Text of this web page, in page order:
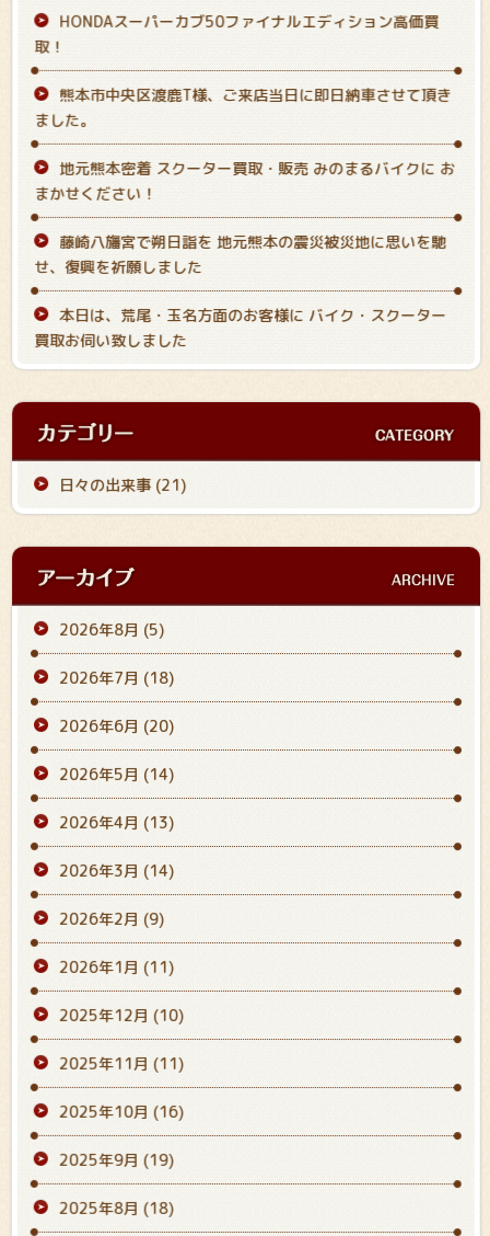
HONDAスーパーカブ50ファイナルエディション高価買
取！
熊本市中央区渡鹿T様、ご来店当日に即日納車させて頂き
ました。
地元熊本密着 スクーター買取・販売 みのまるバイクに お
まかせください！
藤崎八旛宮で朔日詣を 地元熊本の震災被災地に思いを馳
せ、復興を祈願しました
本日は、荒尾・玉名方面のお客様に バイク・スクーター
買取お伺い致しました
日々の出来事 (21)
2026年8月 (5)
2026年7月 (18)
2026年6月 (20)
2026年5月 (14)
2026年4月 (13)
2026年3月 (14)
2026年2月 (9)
2026年1月 (11)
2025年12月 (10)
2025年11月 (11)
2025年10月 (16)
2025年9月 (19)
2025年8月 (18)